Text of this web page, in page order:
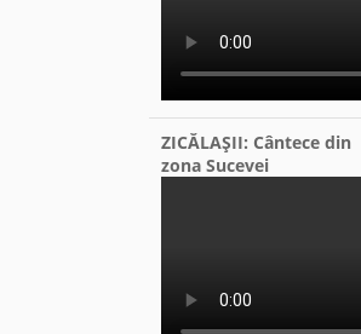
ZICĂLAŞII: Cântece din
zona Sucevei